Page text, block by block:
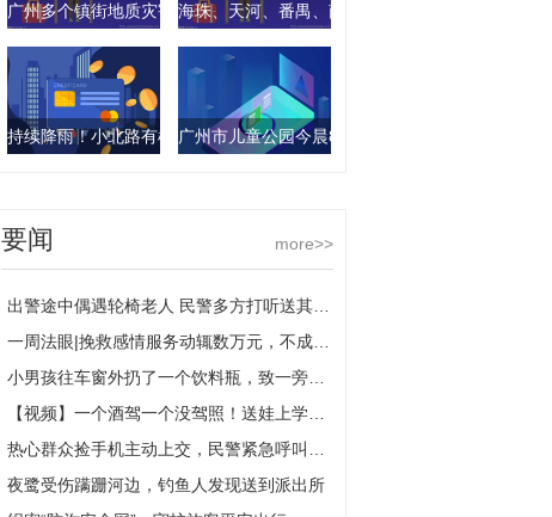
广州多个镇街地质灾害气象风险预警等级达3级海珠、天河、番禺、南沙4区保持红色预警信号，
持续降雨！小北路有树木倒下，目前双向交通堵塞
广州市儿童公园今晨8点起临时闭园
more>>
要闻
夜鹭受伤蹒跚河边，钓鱼人发现送到派出所